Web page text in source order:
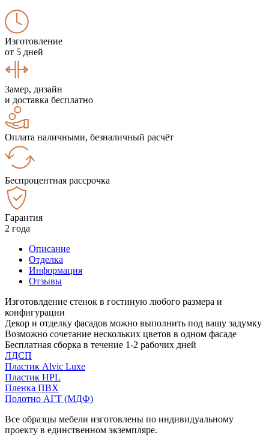
Изготовление
от 5 дней
Замер, дизайн
и доставка бесплатно
Оплата наличными, безналичный расчёт
Беспроцентная рассрочка
Гарантия
2 года
Описание
Отделка
Информация
Отзывы
Изготовлдение стенок в гостиную любого размера и
конфигурации
Декор и отделку фасадов можно выполнить под вашу задумку
Возможно сочетание нескольких цветов в одном фасаде
Бесплатная сборка в течение 1-2 рабочих дней
ЛДСП
Пластик Alvic Luxe
Пластик HPL
Пленка ПВХ
Полотно АГТ (МДФ)
Все образцы мебели изготовлены по индивидуальному
проекту в единственном экземпляре.